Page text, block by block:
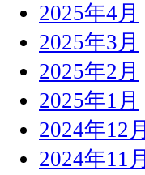
2025年4月
2025年3月
2025年2月
2025年1月
2024年12月
2024年11月